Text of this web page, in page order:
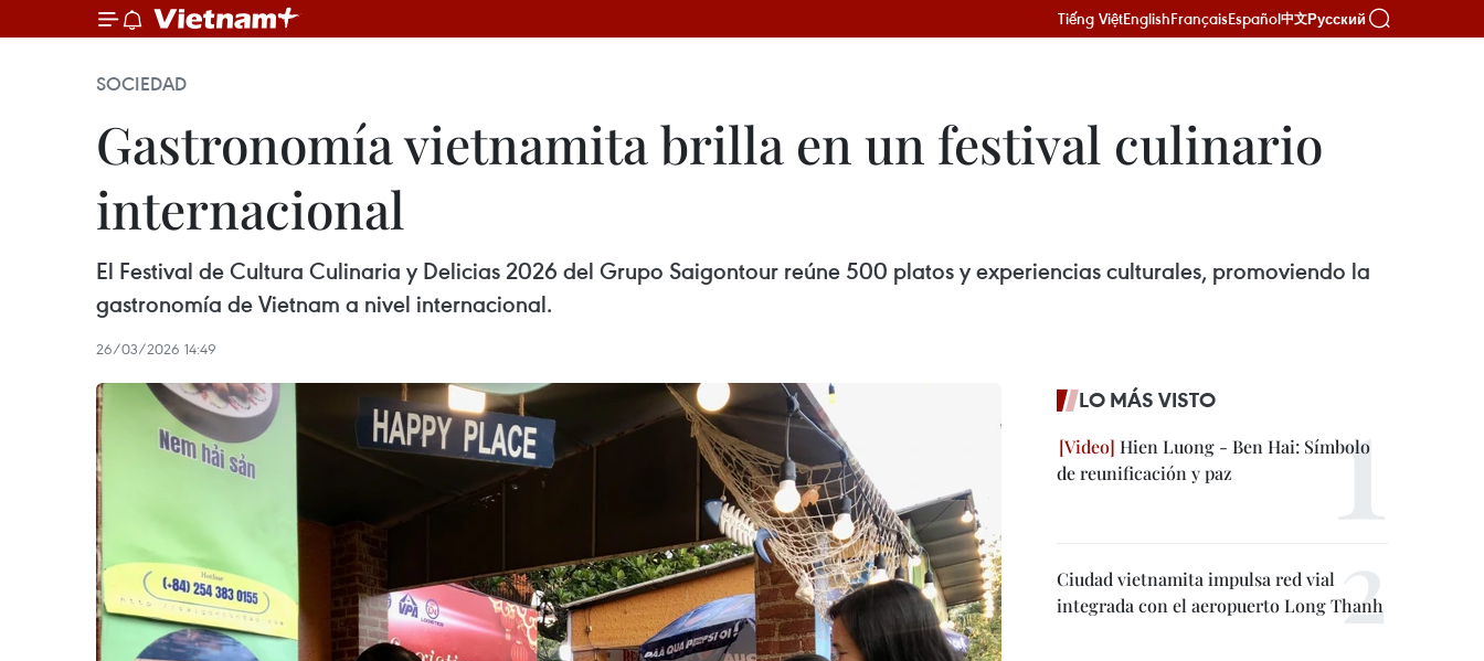
Tiếng ViệtEnglishFrançaisEspañol中文Русский
SOCIEDAD
Gastronomía vietnamita brilla en un festival culinario
internacional
El Festival de Cultura Culinaria y Delicias 2026 del Grupo Saigontour reúne 500 platos y experiencias culturales, promoviendo la
gastronomía de Vietnam a nivel internacional.
26/03/2026 14:49
LO MÁS VISTO
Hien Luong - Ben Hai: Símbolo
de reunificación y paz
Ciudad vietnamita impulsa red vial
integrada con el aeropuerto Long Thanh